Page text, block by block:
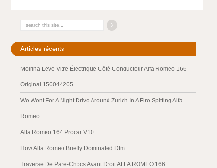
Articles récents
Moirina Leve Vitre Électrique Côté Conducteur Alfa Romeo 166
Original 156044265
We Went For A Night Drive Around Zurich In A Fire Spitting Alfa
Romeo
Alfa Romeo 164 Procar V10
How Alfa Romeo Briefly Dominated Dtm
Traverse De Pare-Chocs Avant Droit ALFA ROMEO 166